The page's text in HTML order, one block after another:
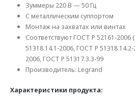
Зуммеры 220 В — 50 Гц
С металлическим суппортом
Монтаж на захватах или винтах
Соответствуют ГОСТ Р 52161-
51318.14.1-2006, ГОСТ Р
2006, ГОСТ Р 51317.3.3-99
Производитель: Legrand
Характеристики продукта: